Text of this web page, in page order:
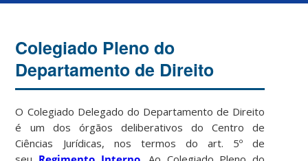
Colegiado Pleno do
Departamento de Direito
O Colegiado Delegado do Departamento de Direito
é um dos órgãos deliberativos do Centro de
Ciências Jurídicas, nos termos do art. 5º de